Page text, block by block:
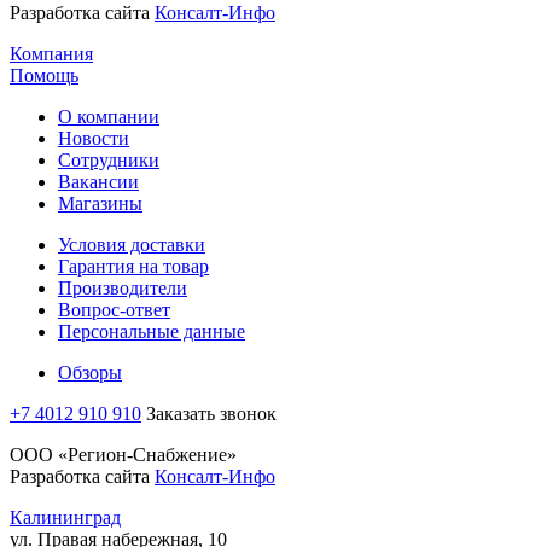
Разработка сайта Консалт-Инфо
Компания
Помощь
О компании
Новости
Сотрудники
Вакансии
Магазины
Условия доставки
Гарантия на товар
Производители
Вопрос-ответ
Персональные данные
Обзоры
+7 4012 910 910 Заказать звонок
ООО «Регион-Снабжение»
Разработка сайта Консалт-Инфо
Калининград
ул. Правая набережная, 10